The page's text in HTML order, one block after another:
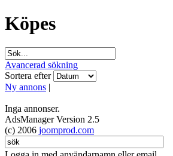
Köpes
Avancerad sökning
Sortera efter
Ny annons |
Inga annonser.
AdsManager Version 2.5
(c) 2006 joomprod.com